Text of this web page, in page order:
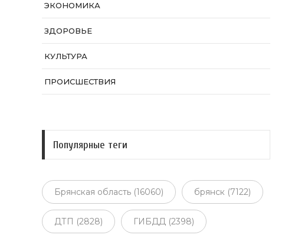
ЭКОНОМИКА
ЗДОРОВЬЕ
КУЛЬТУРА
ПРОИСШЕСТВИЯ
Популярные теги
Брянская область (16060) брянск (7122)
ДТП (2828) ГИБДД (2398)